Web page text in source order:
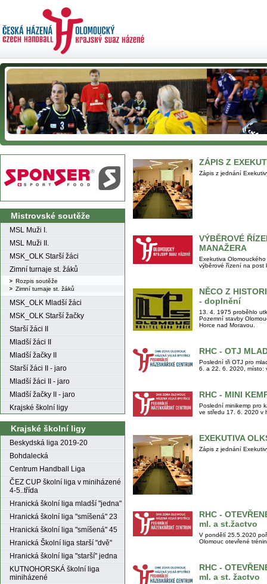
Mistrovské soutěže
MSL Muži I.
MSL Muži II.
MSK_OLK Starší žáci
Zimní turnaje st. žáků
Rozpis soutěže
Zimní turnaje st. žáků
MSK_OLK Mladší žáci
MSK_OLK Starší žačky
Starší žáci II
Mladší žáci II
Mladší žačky II
Starší žáci II - jaro
Mladší žáci II - jaro
Mladší žačky II - jaro
Krajské školní ligy
Krajské školní ligy
Beskydská liga 2019-20
Bohdalecká
Centrum Handball Liga
ČEZ CUP školní liga v miniházené
4-5..třída
Hranická školní liga mladší "jedna"
Hranická školní liga "smíšená" 23
Hranická školní liga "smíšená" 45
Hranická Školní liga starší "dvě"
Hranická školní liga "starší" jedna
KUTNOHORSKÁ školní liga
miniházené
ZÁPIS Z
Zápis z jednání
VÝBĚROVÉ
MANAŽERA
Exekutiva
výběrové řízení na post
NĚCO Z
- doplnění
13. 4. 1975 proběhlo
Pozemní stavby
Horce nad Moravou.
RHC - OTJ
Poslední tři OTJ pro
6. a 22. 6. 2020, místo:
RHC - MINI
Poslední minikemp pro
ve středu 17. 6. 2020 v
EXEKUTIVA
Zápis z jednání
RHC -
ml. a st.žactvo
V pondělí 25.5.2020
Olomouc otevřené
RHC -
ml. a st. žactvo